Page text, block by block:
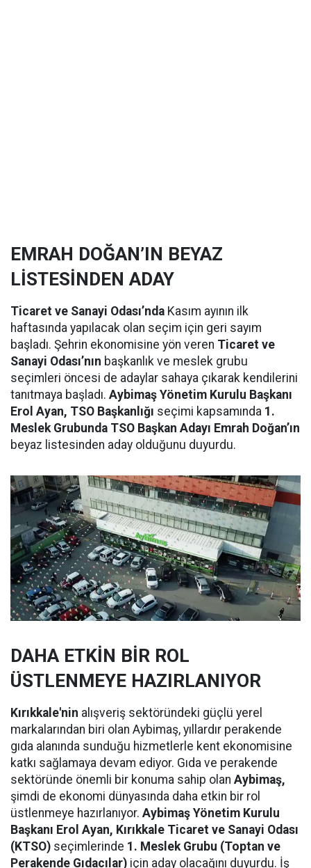
EMRAH DOĞAN’IN BEYAZ
LİSTESİNDEN ADAY
Ticaret ve Sanayi Odası’nda Kasım ayının ilk
haftasında yapılacak olan seçim için geri sayım
başladı. Şehrin ekonomisine yön veren Ticaret ve
Sanayi Odası’nın başkanlık ve meslek grubu
seçimleri öncesi de adaylar sahaya çıkarak kendilerini
tanıtmaya başladı. Aybimaş Yönetim Kurulu Başkanı
Erol Ayan, TSO Başkanlığı seçimi kapsamında 1.
Meslek Grubunda TSO Başkan Adayı Emrah Doğan’ın
beyaz listesinden aday olduğunu duyurdu.
DAHA ETKİN BİR ROL
ÜSTLENMEYE HAZIRLANIYOR
Kırıkkale'nin alışveriş sektöründeki güçlü yerel
markalarından biri olan Aybimaş, yıllardır perakende
gıda alanında sunduğu hizmetlerle kent ekonomisine
katkı sağlamaya devam ediyor. Gıda ve perakende
sektöründe önemli bir konuma sahip olan Aybimaş,
şimdi de ekonomi dünyasında daha etkin bir rol
üstlenmeye hazırlanıyor. Aybimaş Yönetim Kurulu
Başkanı Erol Ayan, Kırıkkale Ticaret ve Sanayi Odası
(KTSO) seçimlerinde 1. Meslek Grubu (Toptan ve
Perakende Gıdacılar) için aday olacağını duyurdu. İş